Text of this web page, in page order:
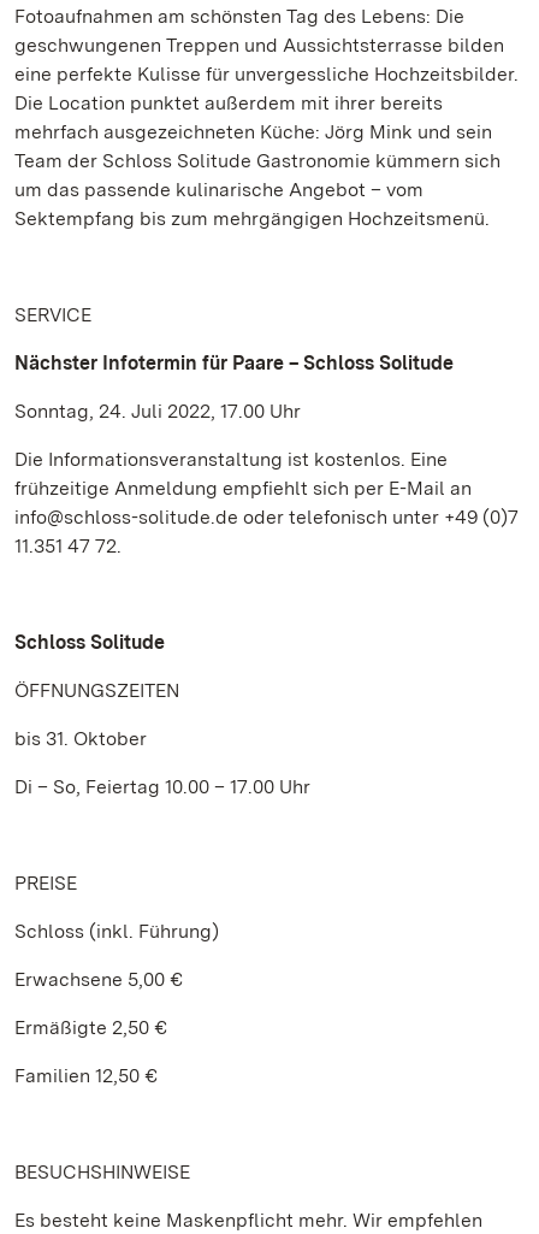
Fotoaufnahmen am schönsten Tag des Lebens: Die
geschwungenen Treppen und Aussichtsterrasse bilden
eine perfekte Kulisse für unvergessliche Hochzeitsbilder.
Die Location punktet außerdem mit ihrer bereits
mehrfach ausgezeichneten Küche: Jörg Mink und sein
Team der Schloss Solitude Gastronomie kümmern sich
um das passende kulinarische Angebot – vom
Sektempfang bis zum mehrgängigen Hochzeitsmenü.
SERVICE
Nächster Infotermin für Paare – Schloss Solitude
Sonntag, 24. Juli 2022, 17.00 Uhr
Die Informationsveranstaltung ist kostenlos. Eine
frühzeitige Anmeldung empfiehlt sich per E-Mail an
info@schloss-solitude.de oder telefonisch unter +49 (0)7
11.351 47 72.
Schloss Solitude
ÖFFNUNGSZEITEN
bis 31. Oktober
Di – So, Feiertag 10.00 – 17.00 Uhr
PREISE
Schloss (inkl. Führung)
Erwachsene 5,00 €
Ermäßigte 2,50 €
Familien 12,50 €
BESUCHSHINWEISE
Es besteht keine Maskenpflicht mehr. Wir empfehlen